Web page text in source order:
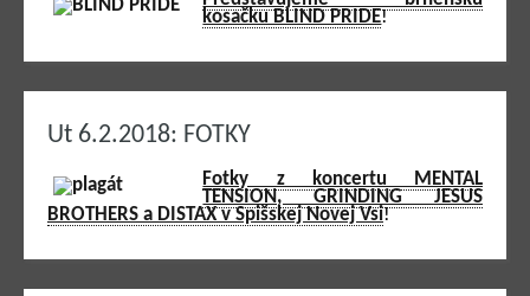
kosačku BLIND PRIDE!
Ut 6.2.2018: FOTKY
Fotky z koncertu MENTAL
TENSION, GRINDING JESUS
BROTHERS a DISTAX v Spišskej Novej Vsi!